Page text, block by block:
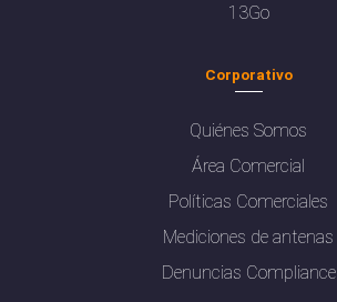
13Go
Corporativo
Quiénes Somos
Área Comercial
Políticas Comerciales
Mediciones de antenas
Denuncias Compliance